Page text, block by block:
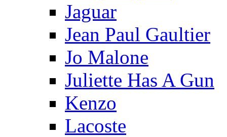
Jaguar
Jean Paul Gaultier
Jo Malone
Juliette Has A Gun
Kenzo
Lacoste